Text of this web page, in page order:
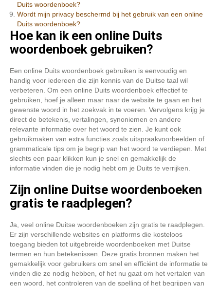
Duits woordenboek?
Wordt mijn privacy beschermd bij het gebruik van een online
Duits woordenboek?
Hoe kan ik een online Duits
woordenboek gebruiken?
Een online Duits woordenboek gebruiken is eenvoudig en
handig voor iedereen die zijn kennis van de Duitse taal wil
verbeteren. Om een online Duits woordenboek effectief te
gebruiken, hoef je alleen maar naar de website te gaan en het
gewenste woord in het zoekvak in te voeren. Vervolgens krijg je
direct de betekenis, vertalingen, synoniemen en andere
relevante informatie over het woord te zien. Je kunt ook
gebruikmaken van extra functies zoals uitspraakvoorbeelden of
grammaticale tips om je begrip van het woord te verdiepen. Met
slechts een paar klikken kun je snel en gemakkelijk de
informatie vinden die je nodig hebt om je Duits te verrijken.
Zijn online Duitse woordenboeken
gratis te raadplegen?
Ja, veel online Duitse woordenboeken zijn gratis te raadplegen.
Er zijn verschillende websites en platforms die kosteloos
toegang bieden tot uitgebreide woordenboeken met Duitse
termen en hun betekenissen. Deze gratis bronnen maken het
gemakkelijk voor gebruikers om snel en efficiënt de informatie te
vinden die ze nodig hebben, of het nu gaat om het vertalen van
een woord, het controleren van de spelling of het begrijpen van